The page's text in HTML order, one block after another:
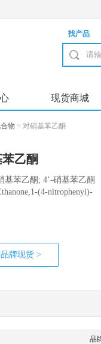
找产品
现货商城
物 > 对硝基苯乙酮
乙酮
基苯乙酮; 4’-硝基苯乙酮
(4-nitrophenyl)-
牌现货 >
品